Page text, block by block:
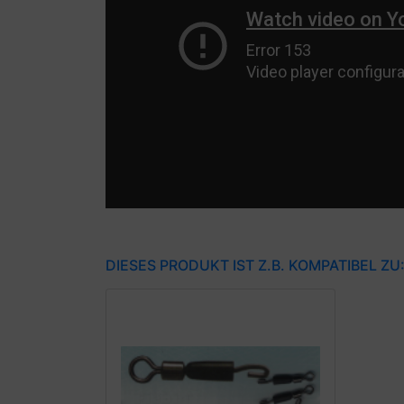
DIESES PRODUKT IST Z.B. KOMPATIBEL ZU: